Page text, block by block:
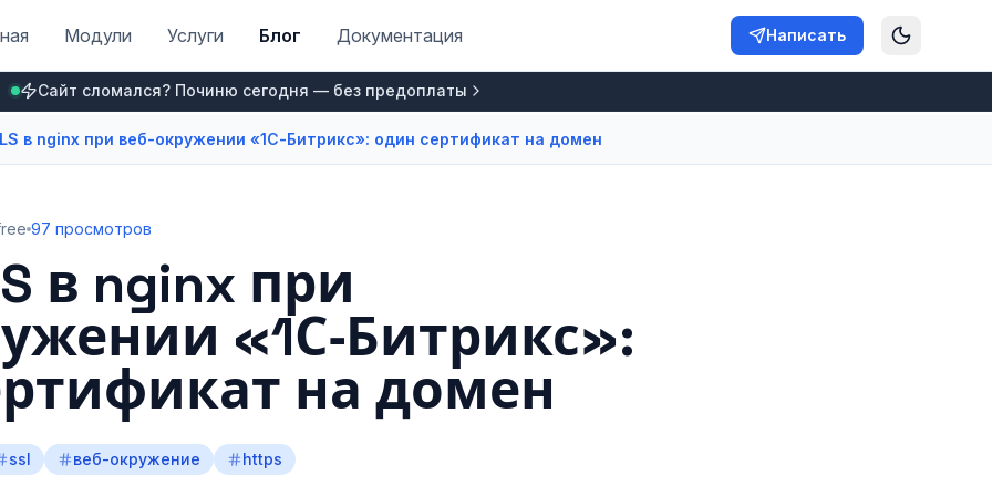
Модули Услуги Блог Документация Написать
Сайт сломался? Починю сегодня — без предоплаты
в nginx при веб‑окружении «1С‑Битрикс»: один сертификат на домен
97 просмотров
в nginx при
«1С‑Битрикс»:
на домен
ssl веб-окружение https